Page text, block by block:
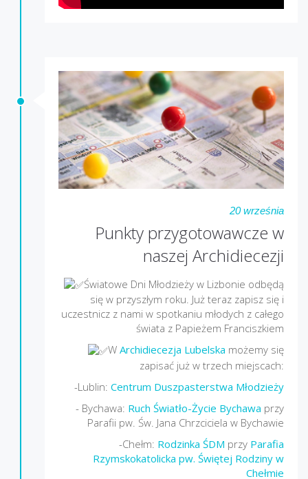
20 września
Punkty przygotowawcze w
naszej Archidiecezji
Światowe Dni Młodzieży w Lizbonie odbędą
się w przyszłym roku. Już teraz zapisz się i
uczestnicz z nami w spotkaniu młodych z całego
świata z Papieżem Franciszkiem
W Archidiecezja Lubelska możemy się
zapisać już w trzech miejscach:
-Lublin: Centrum Duszpasterstwa Młodzieży
- Bychawa: Ruch Światło-Życie Bychawa przy
Parafii pw. Św. Jana Chrzciciela w Bychawie
-Chełm: Rodzinka ŚDM przy Parafia
Rzymskokatolicka pw. Świętej Rodziny w
Chełmie